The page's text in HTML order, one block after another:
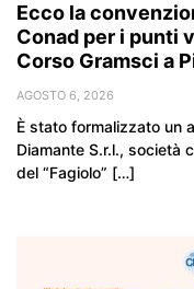
Ecco la
Conad per i punti
Corso Gramsci a
AGOSTO 6, 2026
È stato formalizzato un
Diamante S.r.l., società
del “Fagiolo” […]